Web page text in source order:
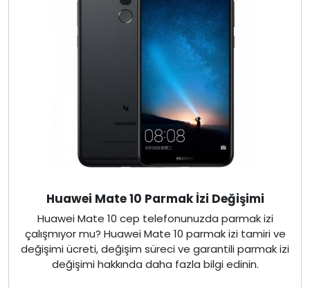
Huawei Mate 10 Parmak İzi Değişimi
Huawei Mate 10 cep telefonunuzda parmak izi
çalışmıyor mu? Huawei Mate 10 parmak izi tamiri ve
değişimi ücreti, değişim süreci ve garantili parmak izi
değişimi hakkında daha fazla bilgi edinin.